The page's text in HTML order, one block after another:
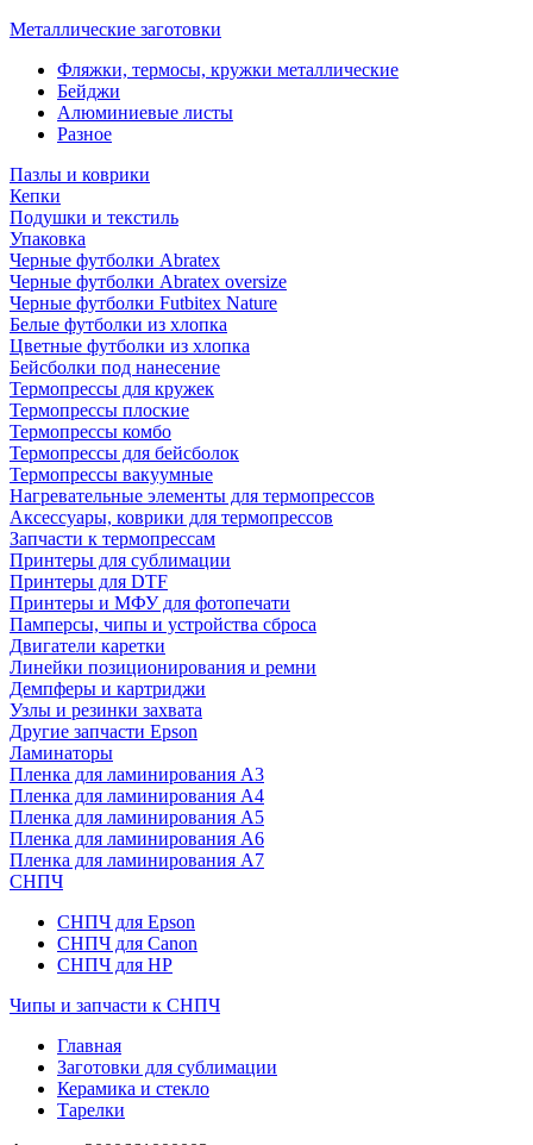
Металлические заготовки
Фляжки, термосы, кружки металлические
Бейджи
Алюминиевые листы
Разное
Пазлы и коврики
Кепки
Подушки и текстиль
Упаковка
Черные футболки Abratex
Черные футболки Abratex oversize
Черные футболки Futbitex Nature
Белые футболки из хлопка
Цветные футболки из хлопка
Бейсболки под нанесение
Термопрессы для кружек
Термопрессы плоские
Термопрессы комбо
Термопрессы для бейсболок
Термопрессы вакуумные
Нагревательные элементы для термопрессов
Аксессуары, коврики для термопрессов
Запчасти к термопрессам
Принтеры для сублимации
Принтеры для DTF
Принтеры и МФУ для фотопечати
Памперсы, чипы и устройства сброса
Двигатели каретки
Линейки позиционирования и ремни
Демпферы и картриджи
Узлы и резинки захвата
Другие запчасти Epson
Ламинаторы
Пленка для ламинирования А3
Пленка для ламинирования А4
Пленка для ламинирования А5
Пленка для ламинирования А6
Пленка для ламинирования А7
СНПЧ
СНПЧ для Epson
СНПЧ для Canon
СНПЧ для HP
Чипы и запчасти к СНПЧ
Главная
Заготовки для сублимации
Керамика и стекло
Тарелки